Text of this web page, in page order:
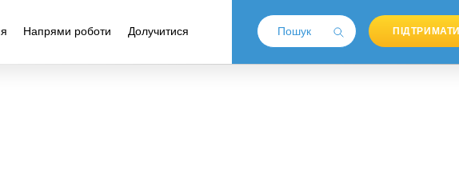
Напрями роботи Долучитися ПІДТРИМАТИ